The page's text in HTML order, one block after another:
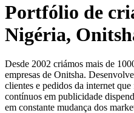
Portfólio de
Nigéria,
Desde 2002 criámos mais de
empresas de Onitsha.
clientes e pedidos da internet
contínuos em publicidade
em constante mudança dos